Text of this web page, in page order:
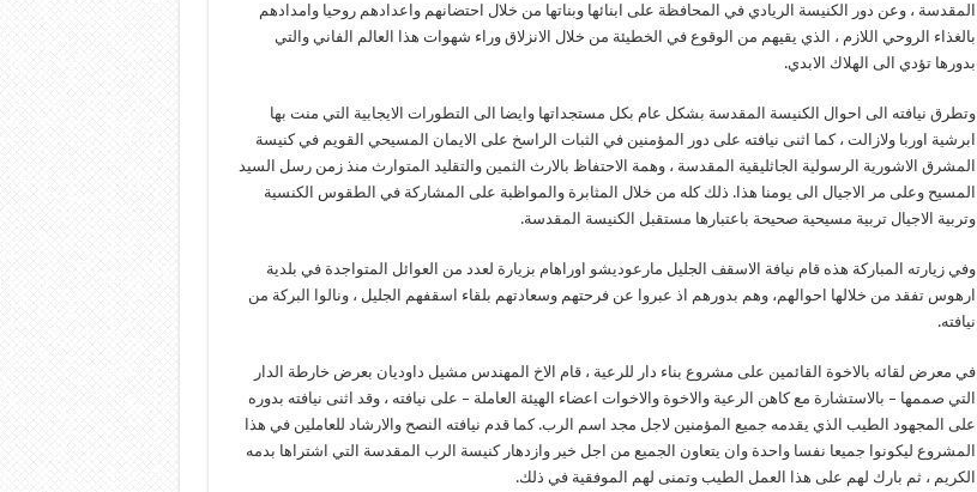
المقدسة ، وعن دور الكنيسة الريادي في المحافظة على ابنائها وبناتها من خلال احتضانهم واعدادهم روحيا وامدادهم
بالغذاء الروحي اللازم ، الذي يقيهم من الوقوع في الخطيئة من خلال الانزلاق وراء شهوات هذا العالم الفاني والتي
بدورها تؤدي الى الهلاك الابدي.
وتطرق نيافته الى احوال الكنيسة المقدسة بشكل عام بكل مستجداتها وايضا الى التطورات الايجابية التي منت بها
ابرشية اوربا ولازالت ، كما اثنى نيافته على دور المؤمنين في الثبات الراسخ على الايمان المسيحي القويم في كنيسة
المشرق الاشورية الرسولية الجاثليقية المقدسة ، وهمة الاحتفاظ بالارث الثمين والتقليد المتوارث منذ زمن رسل السيد
المسيح وعلى مر الاجيال الى يومنا هذا. ذلك كله من خلال المثابرة والمواظبة على المشاركة في الطقوس الكنسية
وتربية الاجيال تربية مسيحية صحيحة باعتبارها مستقبل الكنيسة المقدسة.
وفي زيارته المباركة هذه قام نيافة الاسقف الجليل مارعوديشو اوراهام بزيارة لعدد من العوائل المتواجدة في بلدية
ارهوس تفقد من خلالها احوالهم، وهم بدورهم اذ عبروا عن فرحتهم وسعادتهم بلقاء اسقفهم الجليل ، ونالوا البركة من
نيافته.
في معرض لقائه بالاخوة القائمين على مشروع بناء دار للرعية ، قام الاخ المهندس مشيل داوديان بعرض خارطة الدار
التي صممها – بالاستشارة مع كاهن الرعية والاخوة والاخوات اعضاء الهيئة العاملة – على نيافته ، وقد اثنى نيافته بدوره
على المجهود الطيب الذي يقدمه جميع المؤمنين لاجل مجد اسم الرب. كما قدم نيافته النصح والارشاد للعاملين في هذا
المشروع ليكونوا جميعا نفسا واحدة وان يتعاون الجميع من اجل خير وازدهار كنيسة الرب المقدسة التي اشتراها بدمه
الكريم ، ثم بارك لهم على هذا العمل الطيب وتمنى لهم الموفقية في ذلك.